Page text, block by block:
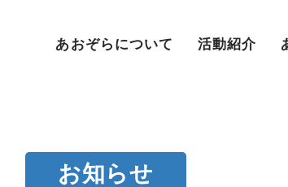
あおぞらについて 活動紹介
お知らせ